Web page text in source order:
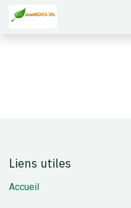
Se rendre au contenu
Liens utiles
Accueil